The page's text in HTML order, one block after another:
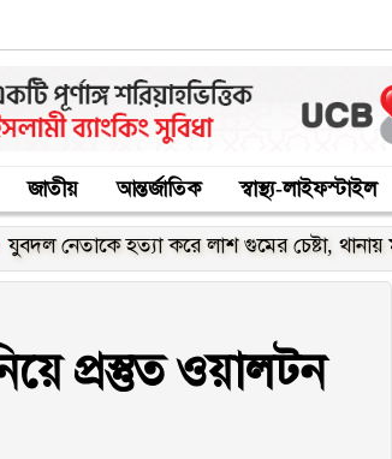
জাতীয় আন্তর্জাতিক স্বাস্থ্য-লাইফস্টাইল
হত্যা করে লাশ গুমের চেষ্টা, থানায় মামলা
প্রস্তুত ওয়ালটন